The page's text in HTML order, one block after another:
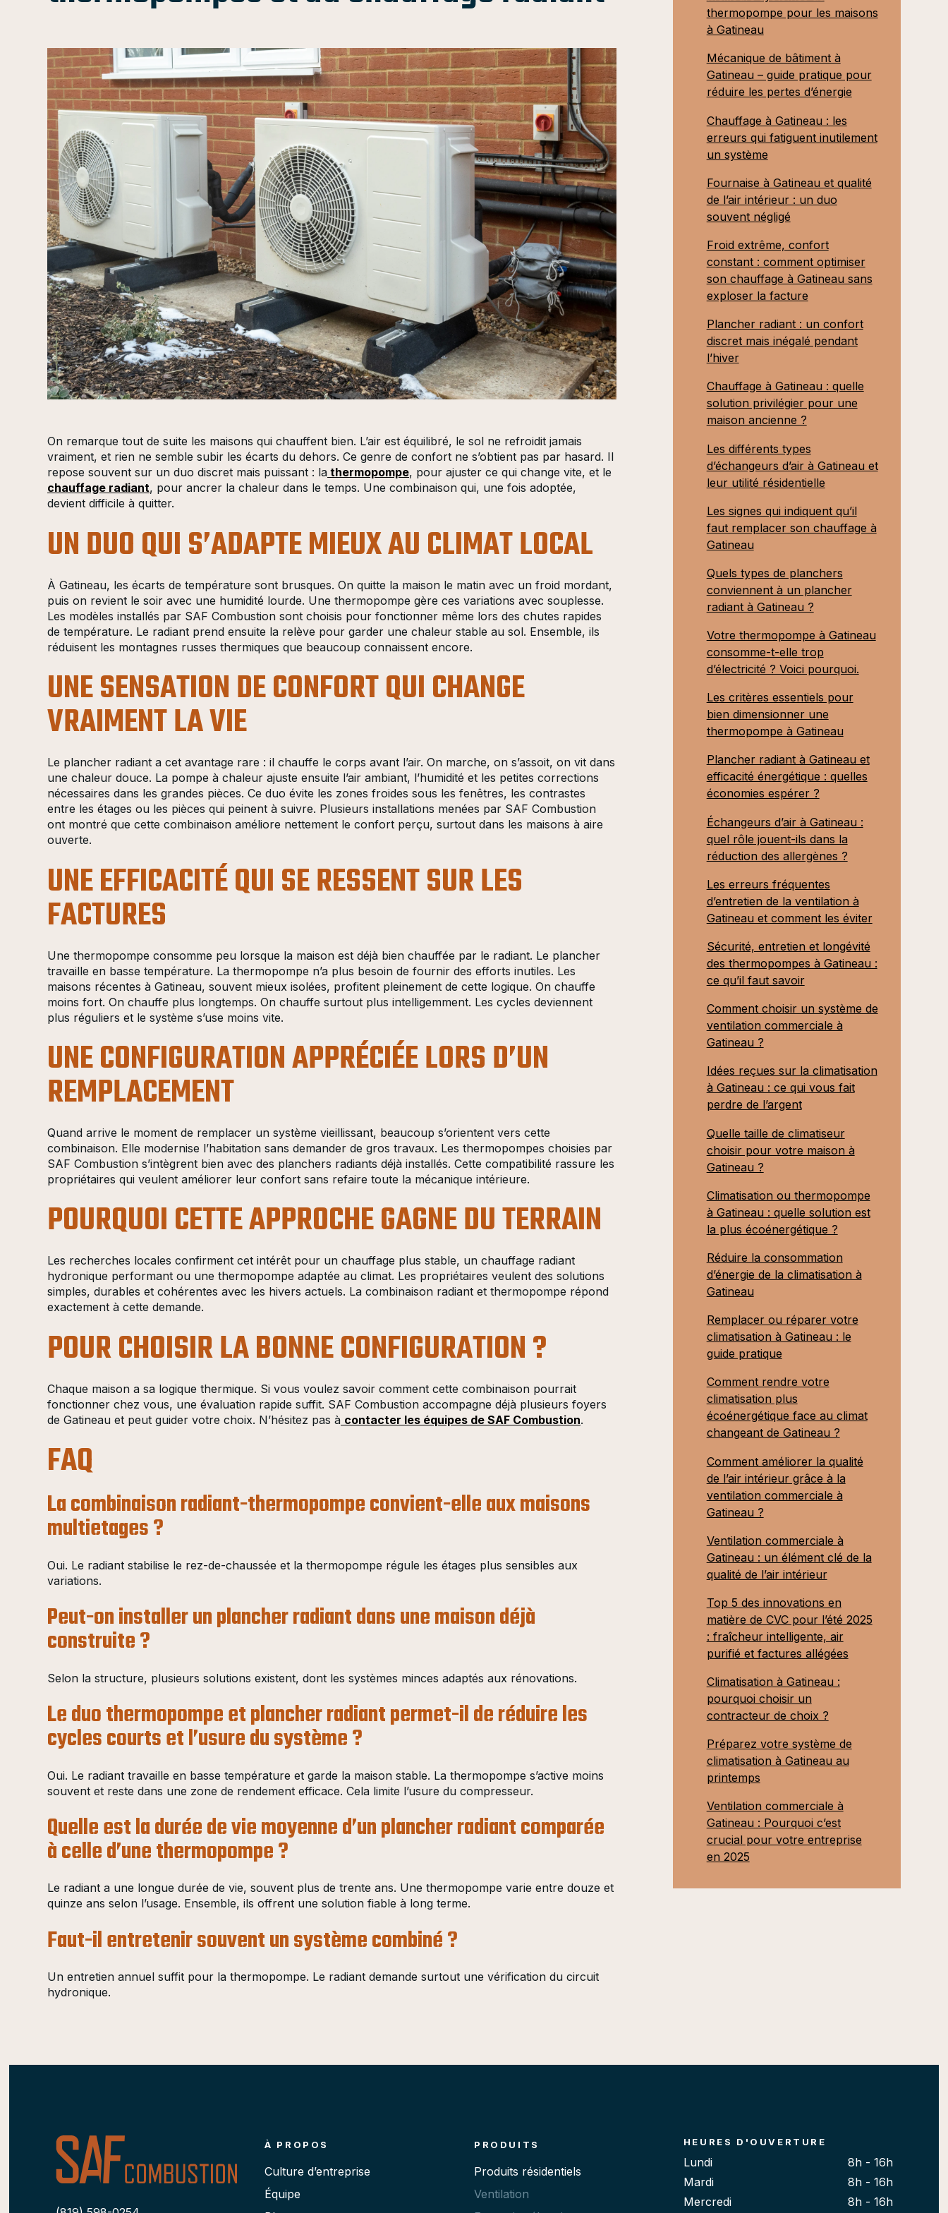
On remarque tout de suite les maisons qui chauffent bien. L’air est équilibré, le sol ne refroidit jamais
vraiment, et rien ne semble subir les écarts du dehors. Ce genre de confort ne s’obtient pas par hasard. Il
repose souvent sur un duo discret mais puissant : la thermopompe, pour ajuster ce qui change vite, et le
chauffage radiant, pour ancrer la chaleur dans le temps. Une combinaison qui, une fois adoptée,
devient difficile à quitter.
UN DUO QUI S’ADAPTE MIEUX AU CLIMAT LOCAL
À Gatineau, les écarts de température sont brusques. On quitte la maison le matin avec un froid mordant,
puis on revient le soir avec une humidité lourde. Une thermopompe gère ces variations avec souplesse.
Les modèles installés par SAF Combustion sont choisis pour fonctionner même lors des chutes rapides
de température. Le radiant prend ensuite la relève pour garder une chaleur stable au sol. Ensemble, ils
réduisent les montagnes russes thermiques que beaucoup connaissent encore.
UNE SENSATION DE CONFORT QUI CHANGE
VRAIMENT LA VIE
Le plancher radiant a cet avantage rare : il chauffe le corps avant l’air. On marche, on s’assoit, on vit dans
une chaleur douce. La pompe à chaleur ajuste ensuite l’air ambiant, l’humidité et les petites corrections
nécessaires dans les grandes pièces. Ce duo évite les zones froides sous les fenêtres, les contrastes
entre les étages ou les pièces qui peinent à suivre. Plusieurs installations menées par SAF Combustion
ont montré que cette combinaison améliore nettement le confort perçu, surtout dans les maisons à aire
ouverte.
UNE EFFICACITÉ QUI SE RESSENT SUR LES
FACTURES
Une thermopompe consomme peu lorsque la maison est déjà bien chauffée par le radiant. Le plancher
travaille en basse température. La thermopompe n’a plus besoin de fournir des efforts inutiles. Les
maisons récentes à Gatineau, souvent mieux isolées, profitent pleinement de cette logique. On chauffe
moins fort. On chauffe plus longtemps. On chauffe surtout plus intelligemment. Les cycles deviennent
plus réguliers et le système s’use moins vite.
UNE CONFIGURATION APPRÉCIÉE LORS D’UN
REMPLACEMENT
Quand arrive le moment de remplacer un système vieillissant, beaucoup s’orientent vers cette
combinaison. Elle modernise l’habitation sans demander de gros travaux. Les thermopompes choisies par
SAF Combustion s’intègrent bien avec des planchers radiants déjà installés. Cette compatibilité rassure les
propriétaires qui veulent améliorer leur confort sans refaire toute la mécanique intérieure.
POURQUOI CETTE APPROCHE GAGNE DU TERRAIN
Les recherches locales confirment cet intérêt pour un chauffage plus stable, un chauffage radiant
hydronique performant ou une thermopompe adaptée au climat. Les propriétaires veulent des solutions
simples, durables et cohérentes avec les hivers actuels. La combinaison radiant et thermopompe répond
exactement à cette demande.
POUR CHOISIR LA BONNE CONFIGURATION ?
Chaque maison a sa logique thermique. Si vous voulez savoir comment cette combinaison pourrait
fonctionner chez vous, une évaluation rapide suffit. SAF Combustion accompagne déjà plusieurs foyers
de Gatineau et peut guider votre choix. N’hésitez pas à contacter les équipes de SAF Combustion.
FAQ
La combinaison radiant-thermopompe convient-elle aux maisons
multietages ?
Oui. Le radiant stabilise le rez-de-chaussée et la thermopompe régule les étages plus sensibles aux
variations.
Peut-on installer un plancher radiant dans une maison déjà
construite ?
Selon la structure, plusieurs solutions existent, dont les systèmes minces adaptés aux rénovations.
Le duo thermopompe et plancher radiant permet-il de réduire les
cycles courts et l’usure du système ?
Oui. Le radiant travaille en basse température et garde la maison stable. La thermopompe s’active moins
souvent et reste dans une zone de rendement efficace. Cela limite l’usure du compresseur.
Quelle est la durée de vie moyenne d’un plancher radiant comparée
à celle d’une thermopompe ?
Le radiant a une longue durée de vie, souvent plus de trente ans. Une thermopompe varie entre douze et
quinze ans selon l’usage. Ensemble, ils offrent une solution fiable à long terme.
Faut-il entretenir souvent un système combiné ?
Un entretien annuel suffit pour la thermopompe. Le radiant demande surtout une vérification du circuit
hydronique.
thermopompe pour les maisons
à Gatineau
Mécanique de bâtiment à
Gatineau – guide pratique pour
réduire les pertes d’énergie
Chauffage à Gatineau : les
erreurs qui fatiguent inutilement
un système
Fournaise à Gatineau et qualité
de l’air intérieur : un duo
souvent négligé
Froid extrême, confort
constant : comment optimiser
son chauffage à Gatineau sans
exploser la facture
Plancher radiant : un confort
discret mais inégalé pendant
l’hiver
Chauffage à Gatineau : quelle
solution privilégier pour une
maison ancienne ?
Les différents types
d’échangeurs d’air à Gatineau et
leur utilité résidentielle
Les signes qui indiquent qu’il
faut remplacer son chauffage à
Gatineau
Quels types de planchers
conviennent à un plancher
radiant à Gatineau ?
Votre thermopompe à Gatineau
consomme-t-elle trop
d’électricité ? Voici pourquoi.
Les critères essentiels pour
bien dimensionner une
thermopompe à Gatineau
Plancher radiant à Gatineau et
efficacité énergétique : quelles
économies espérer ?
Échangeurs d’air à Gatineau :
quel rôle jouent-ils dans la
réduction des allergènes ?
Les erreurs fréquentes
d’entretien de la ventilation à
Gatineau et comment les éviter
Sécurité, entretien et longévité
des thermopompes à Gatineau :
ce qu’il faut savoir
Comment choisir un système de
ventilation commerciale à
Gatineau ?
Idées reçues sur la climatisation
à Gatineau : ce qui vous fait
perdre de l’argent
Quelle taille de climatiseur
choisir pour votre maison à
Gatineau ?
Climatisation ou thermopompe
à Gatineau : quelle solution est
la plus écoénergétique ?
Réduire la consommation
d’énergie de la climatisation à
Gatineau
Remplacer ou réparer votre
climatisation à Gatineau : le
guide pratique
Comment rendre votre
climatisation plus
écoénergétique face au climat
changeant de Gatineau ?
Comment améliorer la qualité
de l’air intérieur grâce à la
ventilation commerciale à
Gatineau ?
Ventilation commerciale à
Gatineau : un élément clé de la
qualité de l’air intérieur
Top 5 des innovations en
matière de CVC pour l’été 2025
: fraîcheur intelligente, air
purifié et factures allégées
Climatisation à Gatineau :
pourquoi choisir un
contracteur de choix ?
Préparez votre système de
climatisation à Gatineau au
printemps
Ventilation commerciale à
Gatineau : Pourquoi c’est
crucial pour votre entreprise
en 2025
À PROPOS
Culture d’entreprise
Équipe
PRODUITS
Produits résidentiels
Ventilation
HEURES D'OUVERTURE
Lundi
8h - 16h
Mardi
8h - 16h
Mercredi
8h - 16h